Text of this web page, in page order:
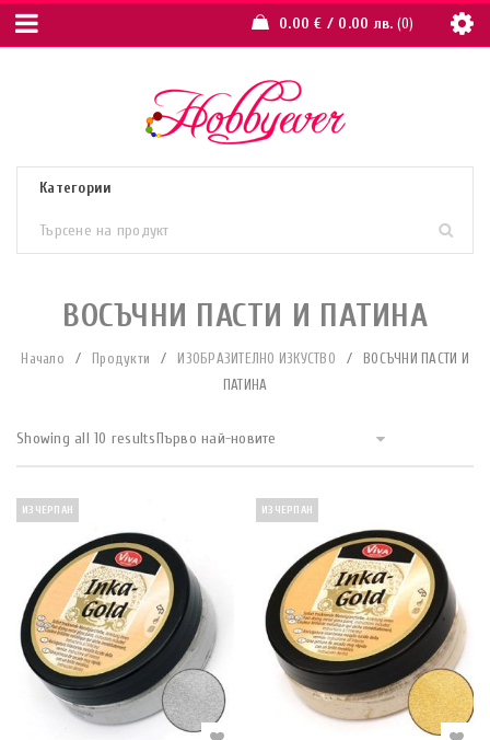
0.00€ / 0.00 лв. 0
ВОСЪЧНИ ПАСТИ И ПАТИНА
Начало / Продукти / ИЗОБРАЗИТЕЛНО ИЗКУСТВО /
ВОСЪЧНИ ПАСТИ И
ПАТИНА
Showing all 10 resultsПърво най-новите
ИЗЧЕРПАН ИЗЧЕРПАН